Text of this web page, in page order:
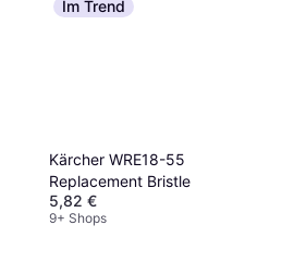
Im Trend
Kärcher WRE18-55
Replacement Bristle
5,82 €
9+ Shops